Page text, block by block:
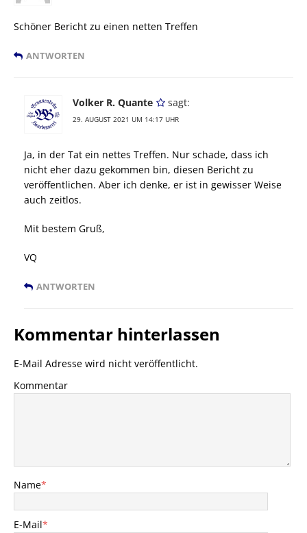
Schöner Bericht zu einen netten Treffen
ANTWORTEN
Volker R. Quante sagt:
29. AUGUST 2021 UM 14:17 UHR
Ja, in der Tat ein nettes Treffen. Nur schade, dass ich
nicht eher dazu gekommen bin, diesen Bericht zu
veröffentlichen. Aber ich denke, er ist in gewisser Weise
auch zeitlos.
Mit bestem Gruß,
VQ
ANTWORTEN
Kommentar hinterlassen
E-Mail Adresse wird nicht veröffentlicht.
Kommentar
Name*
E-Mail*